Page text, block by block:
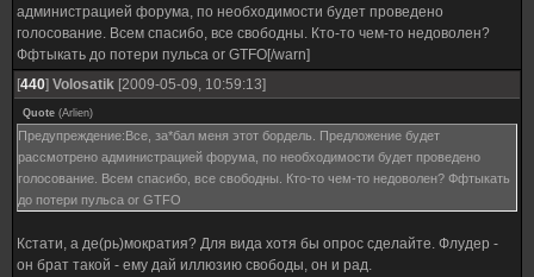
администрацией форума, по необходимости будет проведено
голосование. Всем спасибо, все свободны. Кто-то чем-то недоволен?
Ффтыкать до потери пульса or GTFO[/warn]
[440] Volosatik [2009-05-09, 10:59:13]
Quote (Arlien)
Предупреждение:Все, за*бал меня этот бордель. Предложение будет
рассмотрено администрацией форума, по необходимости будет проведено
голосование. Всем спасибо, все свободны. Кто-то чем-то недоволен? Ффтыкать
до потери пульса or GTFO
Кстати, а де(рь)мократия? Для вида хотя бы опрос сделайте. Флудер -
он брат такой - ему дай иллюзию свободы, он и рад.